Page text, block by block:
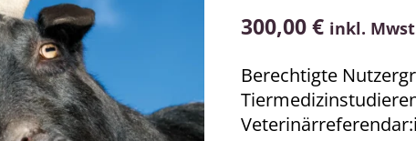
300,00€ inkl.
Berechtigte
Patient
der
tierärztlichen
Praxis